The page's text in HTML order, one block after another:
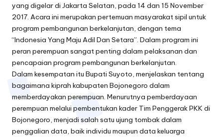
yang digelar di Jakarta Selatan, pada 14 dan 15 November
2017. Acara ini merupakan pertemuan masyarakat sipil untuk
program pembangunan berkelanjutan, dengan tema
“Indonesia Yang Maju Adil Dan Setara”. Dalam program ini
peran perempuan sangat penting dalam pelaksanan dan
pencapaian program pembangunan berkelanjutan.
Dalam kesempatan itu Bupati Suyoto, menjelaskan tentang
bagaimana kiprah kabupaten Bojonegoro dalam
memberdayakan perempuan. Menurutnya pemberdayaan
perempuan melalui pembentukan kader Tim Penggerak PKK di
Bojonegoro, menjadi salah satu ujung tombak dalam
penggalian data, baik individu maupun data keluarga